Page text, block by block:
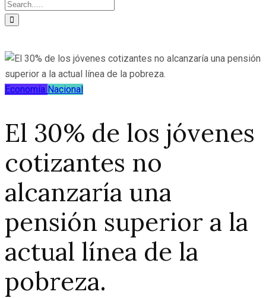
Economía Nacional
El 30% de los jóvenes
cotizantes no
alcanzaría una
pensión superior a la
actual línea de la
pobreza.